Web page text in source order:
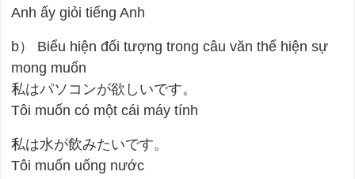
Anh ấy giỏi tiếng Anh
b） Biểu hiện đối tượng trong câu văn thể hiện sự
mong muốn
私はパソコンが欲しいです。
Tôi muốn có một cái máy tính
私は水が飲みたいです。
Tôi muốn uống nước